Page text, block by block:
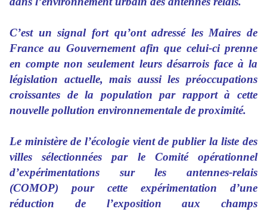
C’est un signal fort qu’ont adressé les Maires de
France au Gouvernement afin que celui-ci prenne
en compte non seulement leurs désarrois face à la
législation actuelle, mais aussi les préoccupations
croissantes de la population par rapport à cette
nouvelle pollution environnementale de proximité.
Le ministère de l’écologie vient de publier la liste des
villes sélectionnées par le Comité opérationnel
d’expérimentations sur les antennes-relais
(COMOP) pour cette expérimentation d’une
réduction de l’exposition aux champs